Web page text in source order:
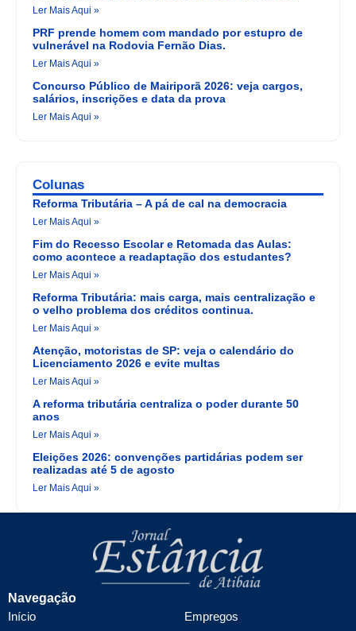
Ler Mais Aqui »
PRF prende homem com mandado por estupro de
vulnerável na Rodovia Fernão Dias.
Ler Mais Aqui »
Concurso Público de Mairiporã 2026: veja cargos,
salários, inscrições e data da prova
Ler Mais Aqui »
Colunas
Reforma Tributária – A pá de cal na democracia
Ler Mais Aqui »
Fim do Recesso Escolar e Retomada das Aulas:
como acontece a readaptação dos estudantes?
Ler Mais Aqui »
Reforma Tributária: mais carga, mais centralização e
o velho problema dos créditos continua.
Ler Mais Aqui »
Atenção, motoristas de SP: veja o calendário do
Licenciamento 2026 e evite multas
Ler Mais Aqui »
A reforma tributária centraliza o poder durante 50
anos
Ler Mais Aqui »
Eleições 2026: convenções partidárias podem ser
realizadas até 5 de agosto
Ler Mais Aqui »
Navegação
Início
Empregos